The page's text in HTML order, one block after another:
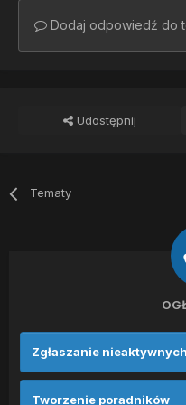
Dodaj odpowiedź do
Udostępnij
Tematy
Zgłaszanie
Tworzenie poradników